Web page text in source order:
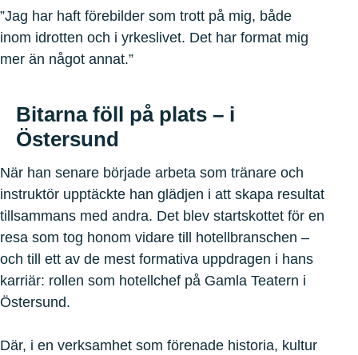
”Jag har haft förebilder som trott på mig, både
inom idrotten och i yrkeslivet. Det har format mig
mer än något annat.”
Bitarna föll på plats – i
Östersund
När han senare började arbeta som tränare och
instruktör upptäckte han glädjen i att skapa resultat
tillsammans med andra. Det blev startskottet för en
resa som tog honom vidare till hotellbranschen –
och till ett av de mest formativa uppdragen i hans
karriär: rollen som hotellchef på Gamla Teatern i
Östersund.
Där, i en verksamhet som förenade historia, kultur